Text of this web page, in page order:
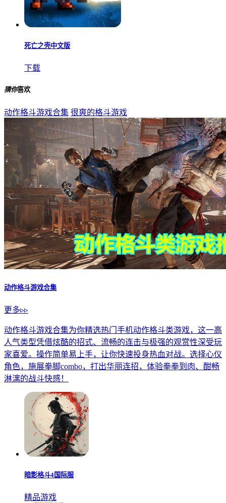
死亡之壳中文版
下载
猜你喜欢
动作格斗游戏合集 很爽的格斗游戏
动作格斗游戏合集
更多▹▹
动作格斗游戏合集为你精选热门手机动作格斗类游戏，这一高
人气类型凭借炫酷的招式、流畅的连击与极强的观赏性深受玩
家喜爱。操作简单易上手，让你快速投身热血对战。选择心仪
角色，施展拳脚combo，打出华丽连招，体验拳拳到肉、酣畅
淋漓的战斗快感！
暗影格斗4国际服
精品游戏